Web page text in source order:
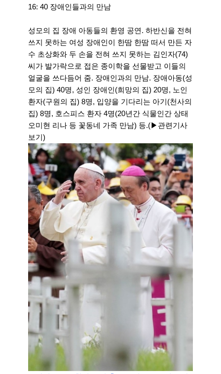
16: 40 장애인들과의 만남
성모의 집 장애 아동들의 환영 공연. 하반신을 전혀
쓰지 못하는 여성 장애인이 한땀 한땀 떠서 만든 자
수 초상화와 두 손을 전혀 쓰지 못하는 김인자(74)
씨가 발가락으로 접은 종이학을 선물받고 이들의
얼굴을 쓰다듬어 줌. 장애인과의 만남. 장애아동(성
모의 집) 40명, 성인 장애인(희망의 집) 20명, 노인
환자(구원의 집) 8명, 입양을 기다리는 아기(천사의
집) 8명, 호스피스 환자 4명(20년간 식물인간 상태
오미현 리나 등 꽃동네 가족 만남) 등.(▶관련기사
보기)